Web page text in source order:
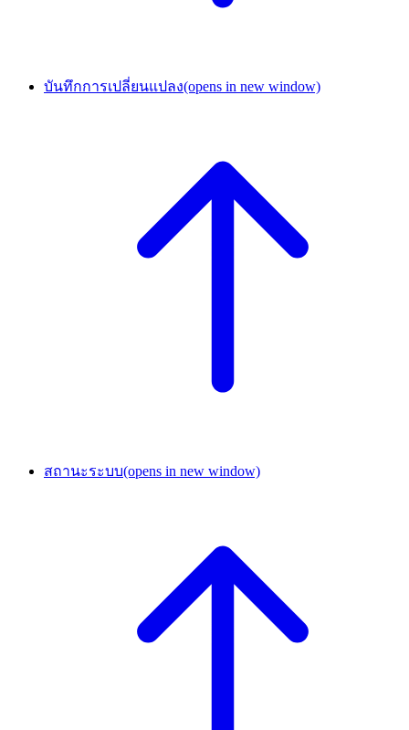
บันทึกการเปลี่ยนแปลง(opens in new window)
สถานะระบบ(opens in new window)